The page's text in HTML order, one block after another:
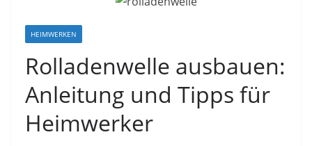
HEIMWERKEN
Rolladenwelle ausbauen:
Anleitung und Tipps für
Heimwerker